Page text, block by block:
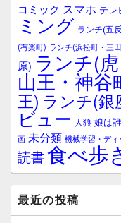
ア
コミック スマホ テレ
ミング ランチ(五
(有楽町) ランチ(浜松町・三
原) ランチ(
山王・神谷
王) ランチ(銀
ビュー 人狼 娘は
画 未分類 機械学習・デ
読書食べ歩
最近の投稿